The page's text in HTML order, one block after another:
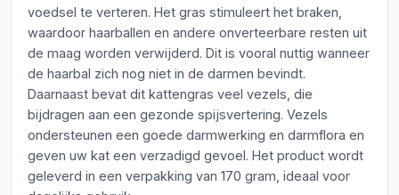
voedsel te verteren. Het gras stimuleert het braken,
waardoor haarballen en andere onverteerbare resten uit
de maag worden verwijderd. Dit is vooral nuttig wanneer
de haarbal zich nog niet in de darmen bevindt.
Daarnaast bevat dit kattengras veel vezels, die
bijdragen aan een gezonde spijsvertering. Vezels
ondersteunen een goede darmwerking en darmflora en
geven uw kat een verzadigd gevoel. Het product wordt
geleverd in een verpakking van 170 gram, ideaal voor